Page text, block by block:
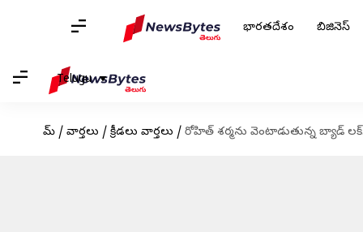
భారతదేశం బిజినెస్
Telugu
హోమ్ / వార్తలు / క్రీడలు వార్తలు / రోహిత్ శర్మను వెంటాడుతున్న బ్యాడ్‌